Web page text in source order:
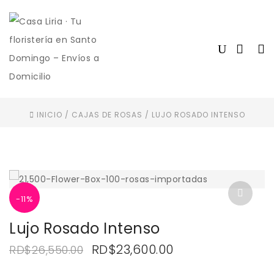
INICIO / CAJAS DE ROSAS / LUJO ROSADO INTENSO
-11%
Lujo Rosado Intenso
RD$26,550.00 El
RD$23,600.00